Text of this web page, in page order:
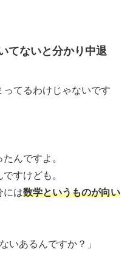
てないと分かり中退
てるわけじゃないです
んですよ。
すけども。
には数学というものが向い
いあるんですか？」